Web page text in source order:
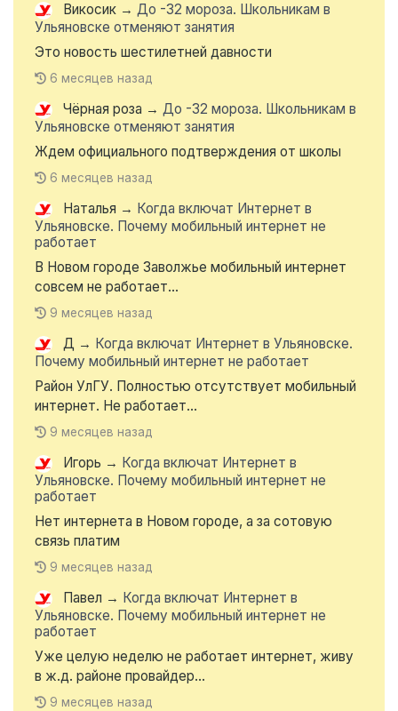
Викосик → До -32 мороза. Школьникам в
Ульяновске отменяют занятия
Это новость шестилетней давности
6 месяцев назад
Чёрная роза → До -32 мороза. Школьникам в
Ульяновске отменяют занятия
Ждем официального подтверждения от школы
6 месяцев назад
Наталья → Когда включат Интернет в
Ульяновске. Почему мобильный интернет не
работает
В Новом городе Заволжье мобильный интернет
совсем не работает...
9 месяцев назад
Д → Когда включат Интернет в Ульяновске.
Почему мобильный интернет не работает
Район УлГУ. Полностью отсутствует мобильный
интернет. Не работает...
9 месяцев назад
Игорь → Когда включат Интернет в
Ульяновске. Почему мобильный интернет не
работает
Нет интернета в Новом городе, а за сотовую
связь платим
9 месяцев назад
Павел → Когда включат Интернет в
Ульяновске. Почему мобильный интернет не
работает
Уже целую неделю не работает интернет, живу
в ж.д. районе провайдер...
9 месяцев назад